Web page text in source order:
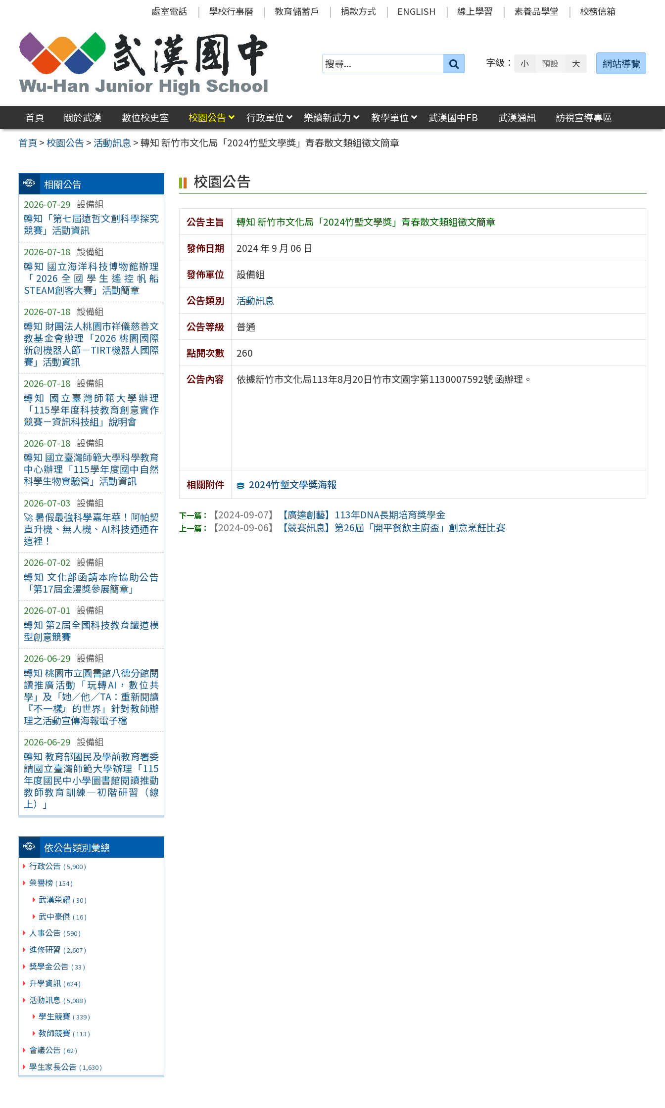
區
處室電話 學校行事曆 教育儲蓄戶 捐款方式 ENGLISH 線上學習 素養品學堂 校務信箱
搜
字級： 小 預設 大 網站導覽
首頁 關於武漢 數位校史室 校園公告 行政單位 樂讀新武力 教學單位 武漢國中FB 武漢通訊
訪視宣導專區
首頁 >校園公告 > 活動訊息 >轉知 新竹市文化局「2024竹塹文學獎」青春散文類組徵文簡章
相關公告
2026-07-29 設備組
轉知「第七屆遠哲文創科學探究
競賽」活動資訊
2026-07-18 設備組
轉知 國立海洋科技博物館辦理
「2026全國學生遙控帆船
STEAM創客大賽」活動簡章
2026-07-18 設備組
轉知 財團法人桃園市祥儀慈善文
教基金會辦理「2026 桃園國際
新創機器人節－TIRT機器人國際
賽」活動資訊
2026-07-18 設備組
轉知 國立臺灣師範大學辦理
「115學年度科技教育創意實作
競賽－資訊科技組」說明會
2026-07-18 設備組
轉知 國立臺灣師範大學科學教育
中心辦理「115學年度國中自然
科學生物實驗營」活動資訊
2026-07-03 設備組
🚀 暑假最強科學嘉年華！阿帕契
直升機、無人機、AI科技通通在
這裡！
2026-07-02 設備組
轉知 文化部函請本府協助公告
「第17屆金漫獎參展簡章」
2026-07-01 設備組
轉知 第2屆全國科技教育鐵道模
型創意競賽
2026-06-29 設備組
轉知 桃園市立圖書館八德分館閱
讀推廣活動「玩轉AI，數位共
學」及「她／他／TA：重新閱讀
『不一樣』的世界」針對教師辦
理之活動宣傳海報電子檔
2026-06-29 設備組
轉知 教育部國民及學前教育署委
請國立臺灣師範大學辦理「115
年度國民中小學圖書館閱讀推動
教師教育訓練—初階研習（線
上）」
依公告類別彙總
行政公告 ( 5,900 )
榮譽榜 ( 154 )
武漢榮耀 ( 30 )
武中豪傑 ( 16 )
人事公告 ( 590 )
進修研習 ( 2,607 )
獎學金公告 ( 33 )
升學資訊 ( 624 )
活動訊息 ( 5,088 )
學生競賽 ( 339 )
教師競賽 ( 113 )
會議公告 ( 62 )
學生家長公告 ( 1,630 )
校園公告
公告主旨
轉知 新竹市文化局「2024竹塹文學獎」青春散文類組徵文簡章
發佈日期
2024 年 9 月 06 日
發佈單位
設備組
公告類別
活動訊息
公告等級
普通
點閱次數
260
公告內容
依據新竹市文化局113年8月20日竹市文圖字第1130007592號 函辦理。
相關附件 2024竹塹文學獎海報
【2024-09-07】
【廣達創藝】113年DNA長期培育獎學金
【2024-09-06】
【競賽訊息】第26屆「開平餐飲主廚盃」創意烹飪比賽